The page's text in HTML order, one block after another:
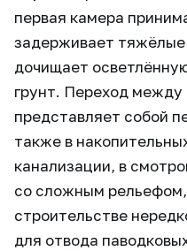
первая камера
задерживает
дочищает
грунт. Переход между
представляет собой
также в
канализации, в
со сложным рельефом,
строительстве
для отвода